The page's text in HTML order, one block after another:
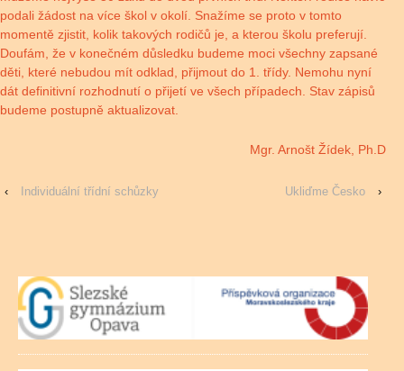
podali žádost na více škol v okolí. Snažíme se proto v tomto
momentě zjistit, kolik takových rodičů je, a kterou školu preferují.
Doufám, že v konečném důsledku budeme moci všechny zapsané
děti, které nebudou mít odklad, přijmout do 1. třídy. Nemohu nyní
dát definitivní rozhodnutí o přijetí ve všech případech. Stav zápisů
budeme postupně aktualizovat.
Mgr. Arnošt Žídek, Ph.D
‹ Individuální třídní schůzky Ukliďme Česko ›